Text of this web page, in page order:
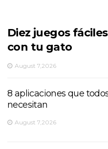
Diez juegos
con tu gato
August 7,2026
8 aplicaciones que
necesitan
August 7,2026